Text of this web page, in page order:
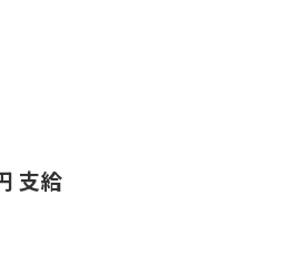
支給